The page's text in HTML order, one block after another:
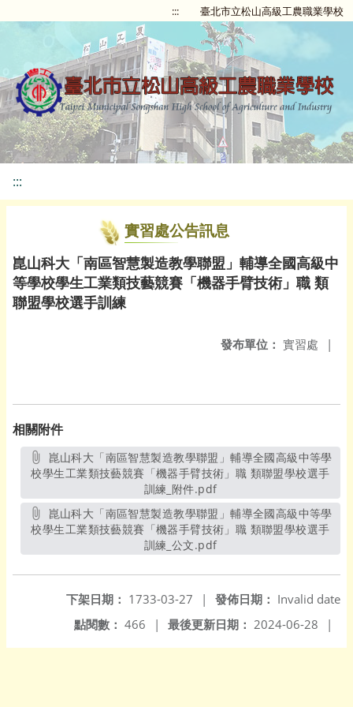
::: 臺北市立松山高級工農職業學校
:::
實習處公告訊息
崑山科大「南區智慧製造教學聯盟」輔導全國高級中
等學校學生工業類技藝競賽「機器手臂技術」職 類
聯盟學校選手訓練
發布單位： 實習處 |
相關附件
校學生工業類技藝競賽「機器手臂技術」職 類聯盟學校選手
訓練_附件.pdf另開新視窗
校學生工業類技藝競賽「機器手臂技術」職 類聯盟學校選手
訓練_公文.pdf另開新視窗
發佈日期： Invalid date
下架日期： 1733-03-27
|
最後更新日期： 2024-06-28 |
點閱數： 466 |